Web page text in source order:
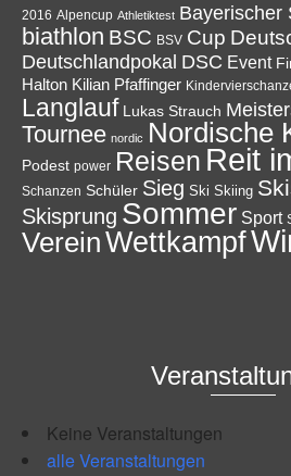
2016 Alpencup Athletiktest Bayerischer
biathlon BSC BSV Cup
Deutschlandpokal DSC Event
Halton Kilian Pfaffinger
Langlauf Lukas Strauch
Tournee nordic Nordische
Podest power Reisen Reit
Schanzen Schüler Sieg Ski Skiing
Skisprung Sommer Sport
VereinWettkampf
Keine Veranstaltungen
alle Veranstaltungen